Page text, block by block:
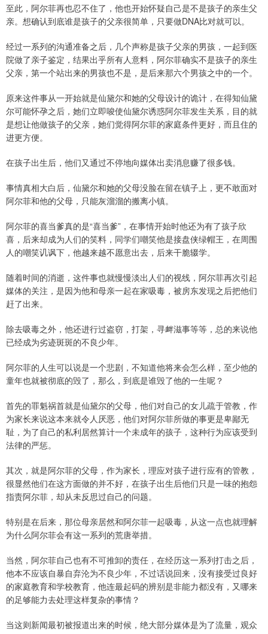
至此，阿尔菲再也忍不住了，他也开始怀疑自己是不是孩子的亲生父
亲。想确认到底谁是孩子的父亲很简单，只要做DNA比对就可以。
经过一系列的沟通准备之后，几个声称是孩子父亲的男孩，一起到医
院做了亲子鉴定，结果出乎所有人意料，阿尔菲确实不是孩子的亲生
父亲，第一个站出来的男孩也不是，是后来那六个男孩之中的一个。
原来这件事从一开始就是仙黛尔和她的父母设计的诡计，在得知仙黛
尔可能怀孕之后，她们立即唆使仙黛尔诱惑阿尔菲发生关系，目的就
是想让他做孩子的父亲，她们觉得阿尔菲的家庭条件更好，而且住的
进更方便。
在孩子出生后，他们又通过不停地向媒体出卖消息赚了很多钱。
事情真相大白后，仙黛尔和她的父母没脸在留在镇子上，更不敢面对
阿尔菲和他的父母，只能灰溜溜的搬离小镇。
阿尔菲的喜当爹真的是“喜当爹”，在事情开始时他还为有了孩子欣
喜，后来却成为人们的笑料，同学们嘲笑他是接盘侠绿帽王，在周围
人的嘲笑讥讽下，他越来越不愿意出去，后来干脆辍学。
随着时间的消逝，这件事也就慢慢淡出人们的视线，阿尔菲再次引起
媒体的关注，是因为他和母亲一起在家吸毒，被房东发现之后把他们
赶了出来。
除去吸毒之外，他还进行过盗窃，打架，寻衅滋事等等，总的来说他
已经成为劣迹斑斑的不良少年。
阿尔菲的人生可以说是一个悲剧，不知道他将来会怎么样，至少他的
童年也就被彻底的毁了，那么，到底是谁毁了他的一生呢？
首先的罪魁祸首就是仙黛尔的父母，他们对自己的女儿疏于管教，作
为家长来说这本来就令人厌恶，他们对阿尔菲所做的事更是卑鄙无
耻，为了自己的私利居然算计一个未成年的孩子，这种行为应该受到
法律的严惩。
其次，就是阿尔菲的父母，作为家长，理应对孩子进行应有的管教，
很显然他们在这方面做的并不好，在孩子出生后他们只是一味的抱怨
指责阿尔菲，却从未反思过自己的问题。
特别是在后来，那位母亲居然和阿尔菲一起吸毒，从这一点也就理解
为什么阿尔菲会有这一系列的荒唐举措。
当然，阿尔菲自己也有不可推卸的责任，在经历这一系列打击之后，
他本不应该自暴自弃沦为不良少年，不过话说回来，没有接受过良好
的家庭教育和学校教育，他连最起码的辨别是非能力都没有，又哪来
的足够能力去处理这样复杂的事情？
当这则新闻最初被报道出来的时候，绝大部分媒体是为了流量，观众